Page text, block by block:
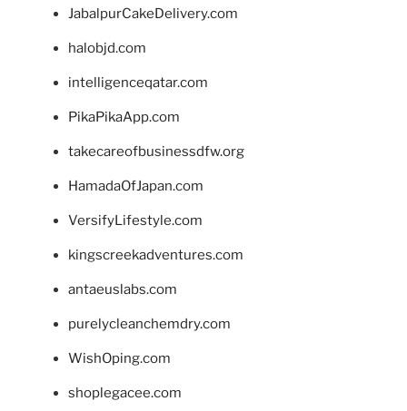
JabalpurCakeDelivery.com
halobjd.com
intelligenceqatar.com
PikaPikaApp.com
takecareofbusinessdfw.org
HamadaOfJapan.com
VersifyLifestyle.com
kingscreekadventures.com
antaeuslabs.com
purelycleanchemdry.com
WishOping.com
shoplegacee.com